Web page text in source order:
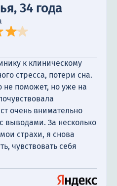
34 года
к клиническому
стресса, потери сна.
не поможет, но уже на
очень внимательно
выводами. За несколько
страхи, я снова
чувствовать себя